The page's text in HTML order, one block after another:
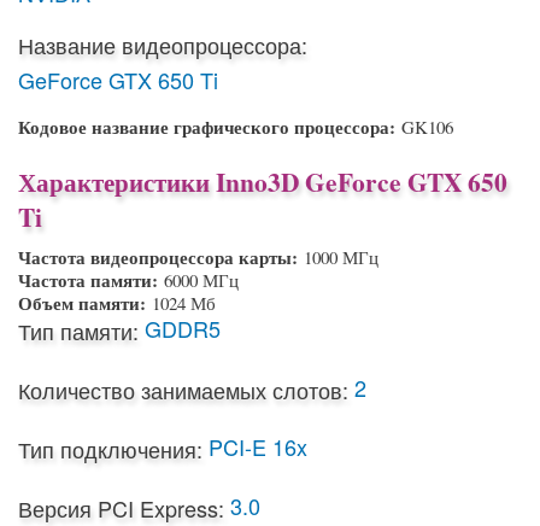
Название видеопроцессора:
GeForce GTX 650 Ti
Кодовое название графического процессора: GK106
Характеристики Inno3D GeForce GTX 650
Ti
Частота видеопроцессора карты: 1000 МГц
Частота памяти: 6000 МГц
Объем памяти: 1024 Мб
Тип памяти: GDDR5
Количество занимаемых слотов: 2
Тип подключения: PCI-E 16x
Версия PCI Express: 3.0